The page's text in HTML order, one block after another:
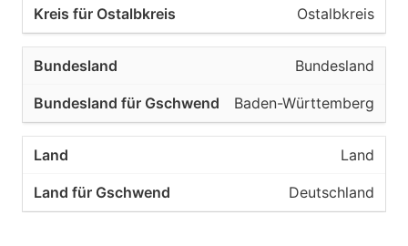
Ostalbkreis
Bundesland
Baden-Württemberg
Land
Deutschland